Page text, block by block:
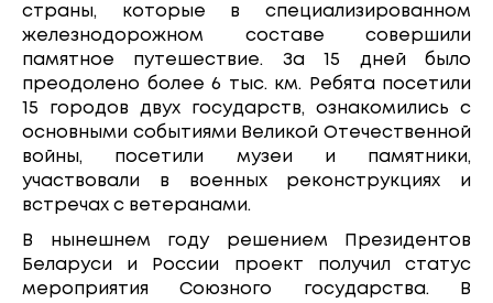
страны, которые в специализированном
железнодорожном составе совершили
памятное путешествие. За 15 дней было
преодолено более 6 тыс. км. Ребята посетили
15 городов двух государств, ознакомились с
основными событиями Великой Отечественной
войны, посетили музеи и памятники,
участвовали в военных реконструкциях и
встречах с ветеранами.
В нынешнем году решением Президентов
Беларуси и России проект получил статус
мероприятия Союзного государства. В